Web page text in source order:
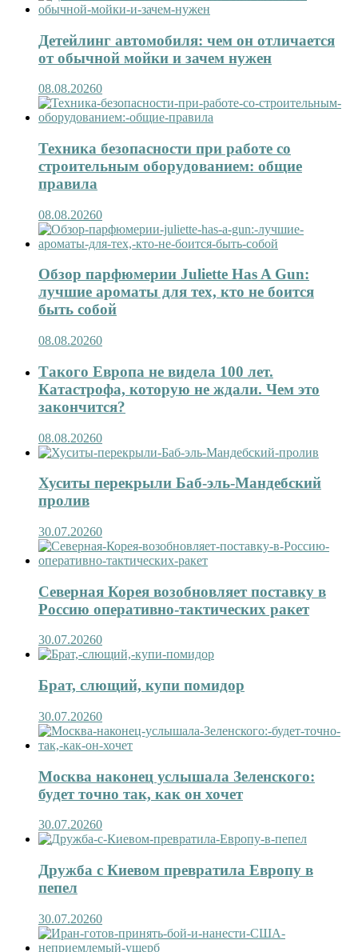
Детейлинг автомобиля: чем он отличается
от обычной мойки и зачем нужен
08.08.20260
Техника безопасности при работе со
строительным оборудованием: общие
правила
08.08.20260
Обзор парфюмерии Juliette Has A Gun:
лучшие ароматы для тех, кто не боится
быть собой
08.08.20260
Такого Европа не видела 100 лет.
Катастрофа, которую не ждали. Чем это
закончится?
08.08.20260
Хуситы перекрыли Баб-эль-Мандебский
пролив
30.07.20260
Северная Корея возобновляет поставку в
Россию оперативно-тактических ракет
30.07.20260
Брат, слющий, купи помидор
30.07.20260
Москва наконец услышала Зеленского:
будет точно так, как он хочет
30.07.20260
Дружба с Киевом превратила Европу в
пепел
30.07.20260